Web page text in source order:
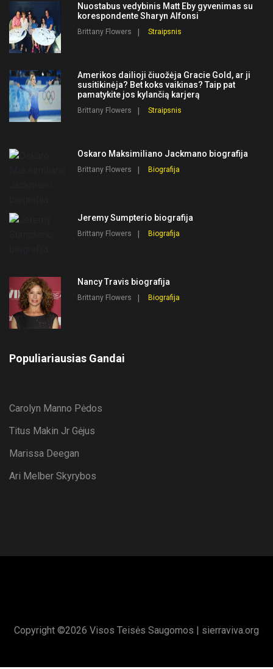
Nuostabus vedybinis Matt Eby gyvenimas su
korespondente Sharyn Alfonsi
Brittany Flowers Straipsnis
Amerikos dailioji čiuožėja Gracie Gold, ar ji
susitikinėja? Bet koks vaikinas? Taip pat
pamatykite jos kylančią karjerą
Brittany Flowers Straipsnis
Oskaro Maksimiliano Jackmano biografija
Brittany Flowers Biografija
Jeremy Sumpterio biografija
Brittany Flowers Biografija
Nancy Travis biografija
Brittany Flowers Biografija
Populiariausias Gandai
Carolyn Manno Pėdos
Titus Makin Jr Gėjus
Marissa Deegan
Ari Melber Skyrybos
Copyright ©2026 Visos Teisės Saugomos | sierraviva.org